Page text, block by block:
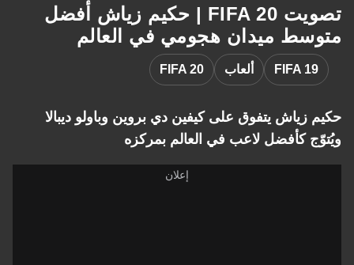
تصويت FIFA 20 | حكيم زياش أفضل
متوسط ميدان هجومي في العالم
FIFA 19 ألعاب FIFA 20
حكيم زياش يتفوق على كيفين دي بروين وباولو ديبالا
ويُتوّج كأفضل لاعب في العالم بمركزه